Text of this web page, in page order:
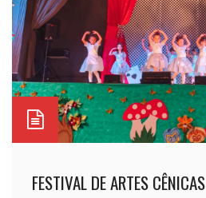
FESTIVAL DE ARTES CÊNICAS